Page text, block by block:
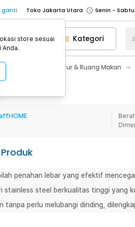
ganti Toko Jakarta Utara
Toko Tangerang
Toko Cikupa
Pick n Go Jakarta Barat
Senin -
Pick n Go Bekasi
Senin - Jumat
Senin - Jumat
Senin -
Toko Jakarta Barat
Senin -
Toko Tangerang
Pick n Go Jakarta Barat
Senin -
Pick n Go Bekasi
Senin - Jumat
Pick n Go Depok
Senin - Jumat
Kategori
Perlengkapan Dapur & Ruang Makan
penahan lebar yang efektif
stainless steel berkualitas tinggi yang
tanpa perlu melubangi dinding,
store sesuai
Anda.